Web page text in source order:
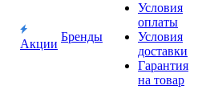
Акции
Бренды
Условия
оплаты
Условия
доставки
Гарантия
на товар